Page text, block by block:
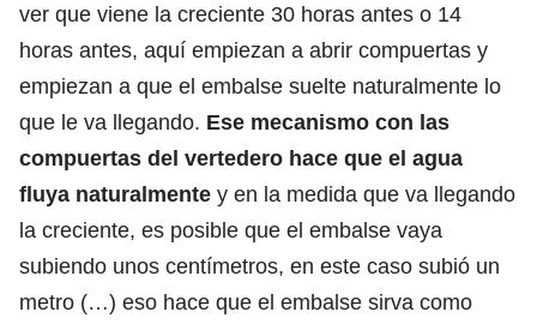
ver que viene la creciente 30 horas antes o 14
horas antes, aquí empiezan a abrir compuertas y
empiezan a que el embalse suelte naturalmente lo
que le va llegando. Ese mecanismo con las
compuertas del vertedero hace que el agua
fluya naturalmente y en la medida que va llegando
la creciente, es posible que el embalse vaya
subiendo unos centímetros, en este caso subió un
metro (…) eso hace que el embalse sirva como